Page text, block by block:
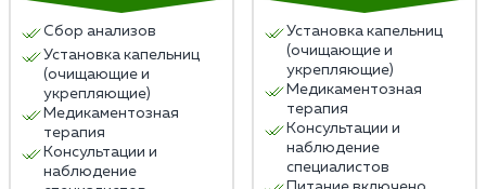
Чтобы избежать или минимизировать побочные
эффекты, пациентам рекомендуется соблюдать
здоровый образ жизни, заниматься физической
активностью, поддерживать социальные контакты,
обращаться к психотерапевту при необходимости,
избегать стрессовых ситуаций, которые могут
Сбор анализов
Установка капельниц
(очищающие и
укрепляющие)
Медикаментозная
терапия
Консультации и
наблюдение
Установка капельниц
(очищающие и
укрепляющие)
Медикаментозная
терапия
Консультации и
наблюдение
специалистов